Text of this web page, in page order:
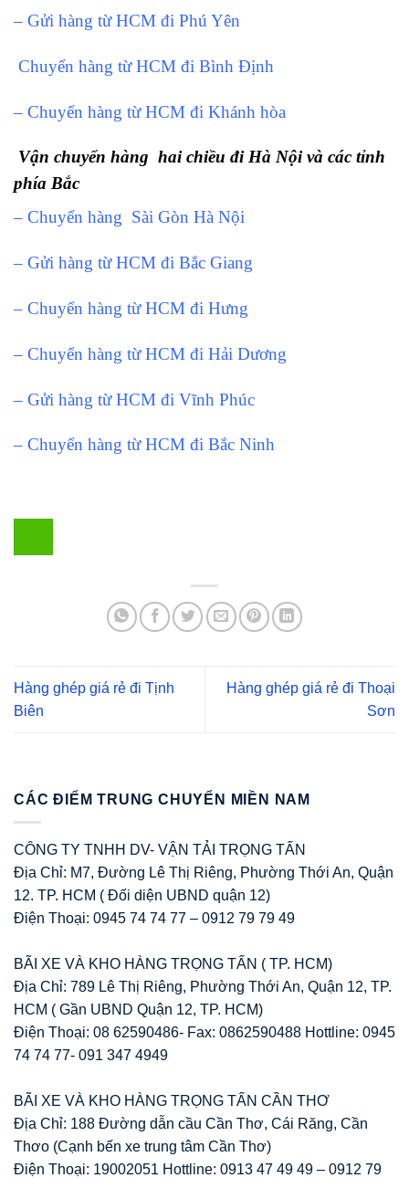
– Gửi hàng từ HCM đi Phú Yên
Chuyển hàng từ HCM đi Bình Định
– Chuyển hàng từ HCM đi Khánh hòa
Vận chuyển hàng hai chiều đi Hà Nội và các tỉnh
phía Bắc
– Chuyển hàng Sài Gòn Hà Nội
– Gửi hàng từ HCM đi Bắc Giang
– Chuyển hàng từ HCM đi Hưng
– Chuyển hàng từ HCM đi Hải Dương
– Gửi hàng từ HCM đi Vĩnh Phúc
– Chuyển hàng từ HCM đi Bắc Ninh
Hàng ghép giá rẻ đi Tịnh
Biên
Hàng ghép giá rẻ đi Thoại
Sơn
CÁC ĐIỂM TRUNG CHUYỂN MIỀN NAM
CÔNG TY TNHH DV- VẬN TẢI TRỌNG TẤN
Địa Chỉ: M7, Đường Lê Thị Riêng, Phường Thới An, Quận
12. TP. HCM ( Đối diện UBND quận 12)
Điện Thoại: 0945 74 74 77 – 0912 79 79 49
BÃI XE VÀ KHO HÀNG TRỌNG TẤN ( TP. HCM)
Địa Chỉ: 789 Lê Thị Riêng, Phường Thới An, Quận 12, TP.
HCM ( Gần UBND Quận 12, TP. HCM)
Điện Thoại: 08 62590486- Fax: 0862590488 Hottline: 0945
74 74 77- 091 347 4949
BÃI XE VÀ KHO HÀNG TRỌNG TẤN CẦN THƠ
Địa Chỉ: 188 Đường dẫn cầu Cần Thơ, Cái Răng, Cần
Thơo (Cạnh bến xe trung tâm Cần Thơ)
Điện Thoại: 19002051 Hottline: 0913 47 49 49 – 0912 79